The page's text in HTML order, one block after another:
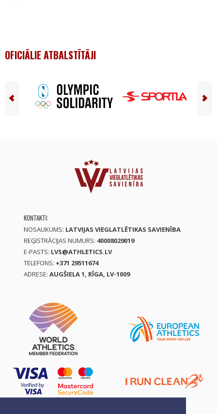
OFICIĀLIE ATBALSTĪTĀJI
KONTAKTI:
NOSAUKUMS: LATVIJAS VIEGLATLĒTIKAS SAVIENĪBA
REĢISTRĀCIJAS NUMURS: 40008029019
E-PASTS: LVS@ATHLETICS.LV
TELEFONS: +371 29511674
ADRESE: AUGŠIELA 1, RĪGA, LV-1009